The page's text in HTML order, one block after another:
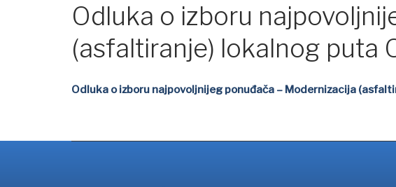
Odluka o izboru
(asfaltiranje) lokalnog puta
Odluka o izboru najpovoljnijeg ponuđača – Modernizacija